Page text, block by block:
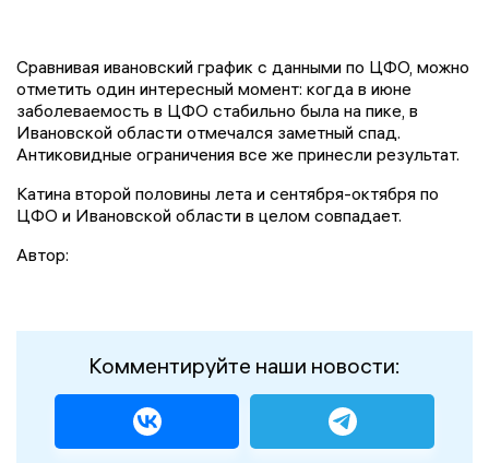
Сравнивая ивановский график с данными по ЦФО, можно
отметить один интересный момент: когда в июне
заболеваемость в ЦФО стабильно была на пике, в
Ивановской области отмечался заметный спад.
Антиковидные ограничения все же принесли результат.
Катина второй половины лета и сентября-октября по
ЦФО и Ивановской области в целом совпадает.
Автор:
Комментируйте наши новости: